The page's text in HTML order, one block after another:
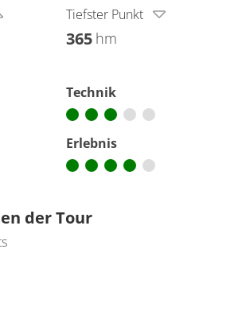
Tiefster Punkt
365 hm
Technik
Erlebnis
der Tour